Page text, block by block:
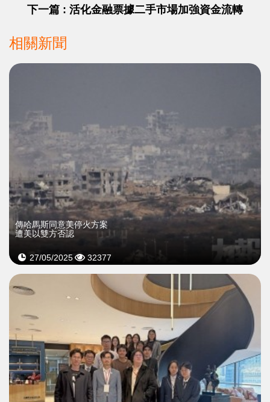
下一篇 : 活化金融票據二手市場加強資金流轉
相關新聞
傳哈馬斯同意美停火方案
遭美以雙方否認
27/05/2025 32377